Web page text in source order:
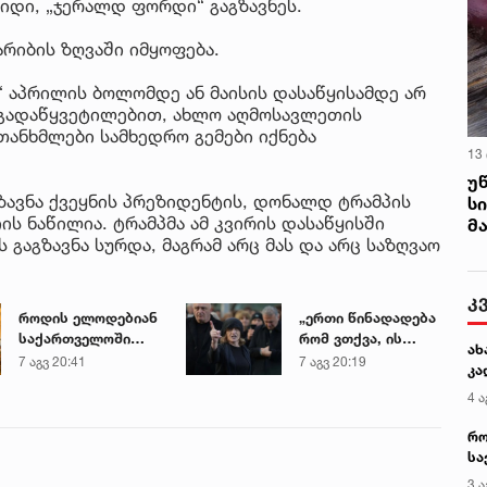
„ჯერალდ ფორდი“ გაგზავნეს.
ზღვაში იმყოფება.
ბოლომდე ან მაისის დასაწყისამდე არ
ახლო აღმოსავლეთის
სამხედრო გემები იქნება
ქვეყნის პრეზიდენტის, დონალდ ტრამპის
ნაწილია. ტრამპმა ამ კვირის დასაწყისში
სურდა, მაგრამ არც მას და არც საზღვაო
როდის ელოდებიან
საქართველოში
+40-გრადუსიან
7 აგვ 20:41
„ერთი წინადადება
რომ ვთქვა, ის
გახდის ნათელს,
7 აგვ 20:19
13
4